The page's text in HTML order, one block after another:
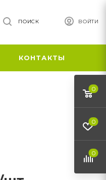
ВОЙТИ
ПОИСК
КОНТАКТЫ
0
0
0